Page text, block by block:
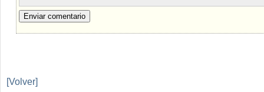
Enviar comentario
[Volver]